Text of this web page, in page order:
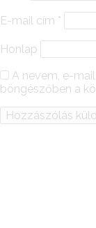
E-mail cím *
Honlap
A nevem, e-
böngészőben a